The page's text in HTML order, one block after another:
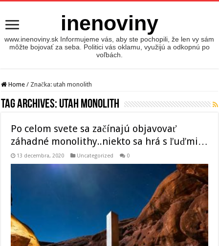
inenoviny
www.inenoviny.sk Informujeme vás, aby ste pochopili, že len vy sám
môžte bojovať za seba. Politici vás oklamu, využijú a odkopnú po
voľbách.
Home / Značka:utah monolith
Tag Archives: utah monolith
Po celom svete sa začínajú objavovať
záhadné monolithy..niekto sa hrá s ľuďmi…
13 decembra, 2020 Uncategorized 0